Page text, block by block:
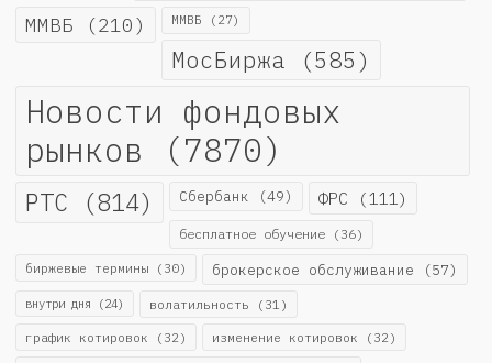
ММВБ (210) ММВБ (27)
МосБиржа (585)
Новости фондовых
рынков (7870)
РТС (814) Сбербанк (49) ФРС (111)
бесплатное обучение (36)
биржевые термины (30) брокерское обслуживание (57)
внутри дня (24) волатильность (31)
график котировок (32) изменение котировок (32)